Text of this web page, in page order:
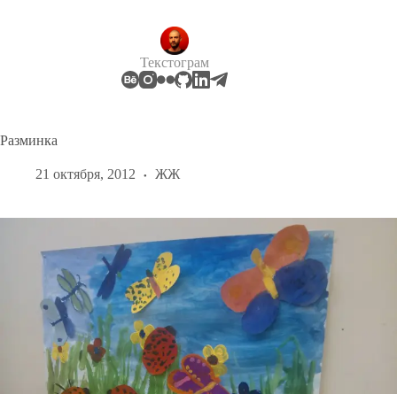
Текстограм
Разминка
21 октября, 2012 ЖЖ